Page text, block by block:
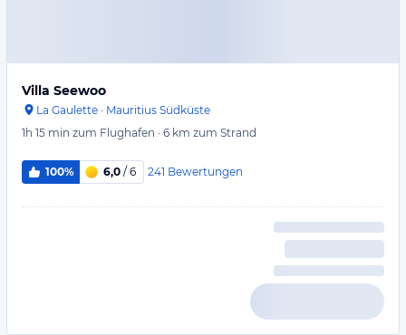
Villa Seewoo
La Gaulette · Mauritius Südküste
1h 15 min zum Flughafen · 6 km zum Strand
100% 6,0 / 6 241 Bewertungen